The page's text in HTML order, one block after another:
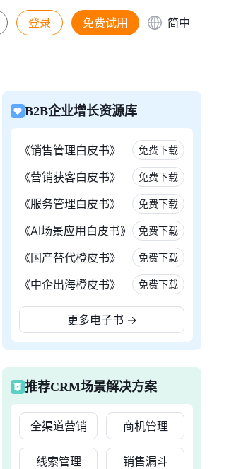
登录 免费试用 简中
B2B企业增长资源库
《销售管理白皮书》 免费下载
《营销获客白皮书》 免费下载
《服务管理白皮书》 免费下载
《AI场景应用白皮书》 免费下载
《国产替代橙皮书》 免费下载
《中企出海橙皮书》 免费下载
更多电子书 →
推荐CRM场景解决方案
全渠道营销 商机管理
线索管理 销售漏斗